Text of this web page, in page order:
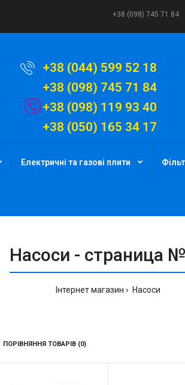
+38 (098) 745 71 84
+38 (044) 599 52 18
+38 (098) 745 71 84
+38 (098) 119 93 40
+38 (050) 165 34 17
Електричні та газові плити
Насоси - страница
Інтернет магазин Насоси
ПОРІВНЯННЯ ТОВАРІВ (0)